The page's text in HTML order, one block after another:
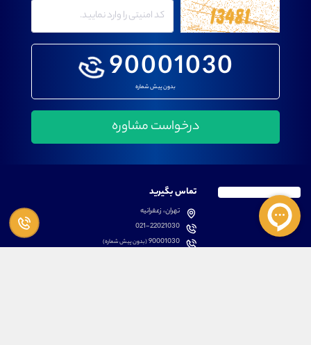
90001030
بدون پیش شماره
تماس بگیرید
تهران، زعفرانیه
021-22021030
90001030(بدون پیش شماره)